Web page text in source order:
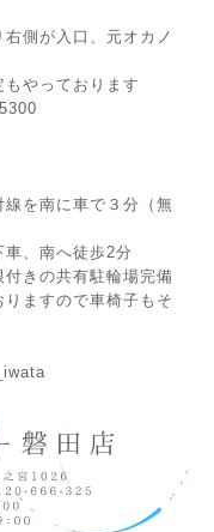
側が入口、元オカノ
やっております
を南に車で３分（無
、南へ徒歩2分
きの共有駐輪場完備
ますので車椅子もそ